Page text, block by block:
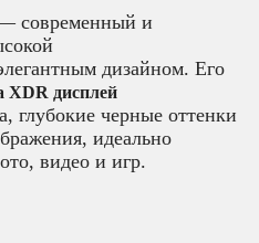
современный и
дизайном. Его
XDR дисплей
глубокие черные оттенки
идеально
видео и игр.